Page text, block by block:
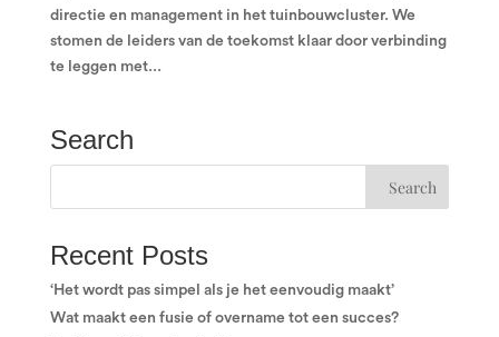
directie en management in het tuinbouwcluster. We
stomen de leiders van de toekomst klaar door verbinding
te leggen met...
Search
Recent Posts
‘Het wordt pas simpel als je het eenvoudig maakt’
Wat maakt een fusie of overname tot een succes?